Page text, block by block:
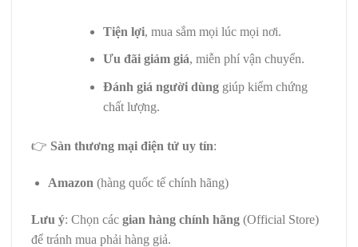
Tiện lợi, mua sắm mọi lúc mọi nơi.
Ưu đãi giảm giá, miễn phí vận chuyển.
Đánh giá người dùnggiúp kiểm chứng
chất lượng.
👉 Sàn thương mại điện tử uy tín:
Amazon (hàng quốc tế chính hãng)
Lưu ý: Chọn các gian hàng chính hãng (Official Store)
để tránh mua phải hàng giả.